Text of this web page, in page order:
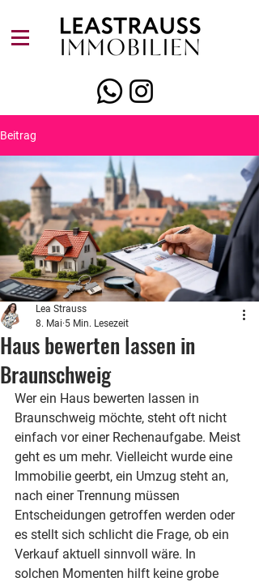
Beitrag
Haus bewerten lassen in
Braunschweig
Lea Strauss
8. Mai 5 Min. Lesezeit
Wer ein Haus bewerten lassen in
Braunschweig möchte, steht oft nicht
einfach vor einer Rechenaufgabe. Meist
geht es um mehr. Vielleicht wurde eine
Immobilie geerbt, ein Umzug steht an,
nach einer Trennung müssen
Entscheidungen getroffen werden oder
es stellt sich schlicht die Frage, ob ein
Verkauf aktuell sinnvoll wäre. In
solchen Momenten hilft keine grobe